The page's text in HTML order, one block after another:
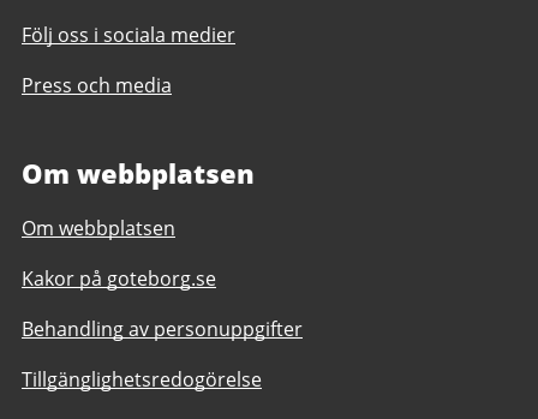
Följ oss i sociala medier
Press och media
Om webbplatsen
Om webbplatsen
Kakor på goteborg.se
Behandling av personuppgifter
Tillgänglighetsredogörelse